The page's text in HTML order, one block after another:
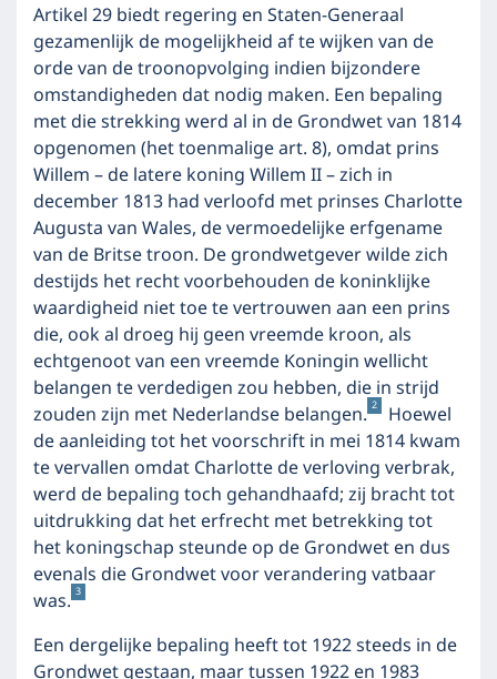
Artikel 29 biedt regering en Staten-Generaal
gezamenlijk de mogelijkheid af te wijken van de
orde van de troonopvolging indien bijzondere
omstandigheden dat nodig maken. Een bepaling
met die strekking werd al in de Grondwet van 1814
opgenomen (het toenmalige art. 8), omdat prins
Willem – de latere koning Willem II – zich in
december 1813 had verloofd met prinses Charlotte
Augusta van Wales, de vermoedelijke erfgename
van de Britse troon. De grondwetgever wilde zich
destijds het recht voorbehouden de koninklijke
waardigheid niet toe te vertrouwen aan een prins
die, ook al droeg hij geen vreemde kroon, als
echtgenoot van een vreemde Koningin wellicht
belangen te verdedigen zou hebben, die in strijd
zouden zijn met Nederlandse belangen. 2
Hoewel
de aanleiding tot het voorschrift in mei 1814 kwam
te vervallen omdat Charlotte de verloving verbrak,
werd de bepaling toch gehandhaafd; zij bracht tot
uitdrukking dat het erfrecht met betrekking tot
het koningschap steunde op de Grondwet en dus
evenals die Grondwet voor verandering vatbaar
was. 3
Een dergelijke bepaling heeft tot 1922 steeds in de
Grondwet gestaan, maar tussen 1922 en 1983